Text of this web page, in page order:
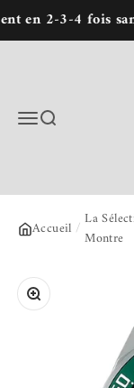
Passer au contenu
en 2-3-4 fois
MenuRecherche
Accueil / La
Montre
Zoomer sur l'image